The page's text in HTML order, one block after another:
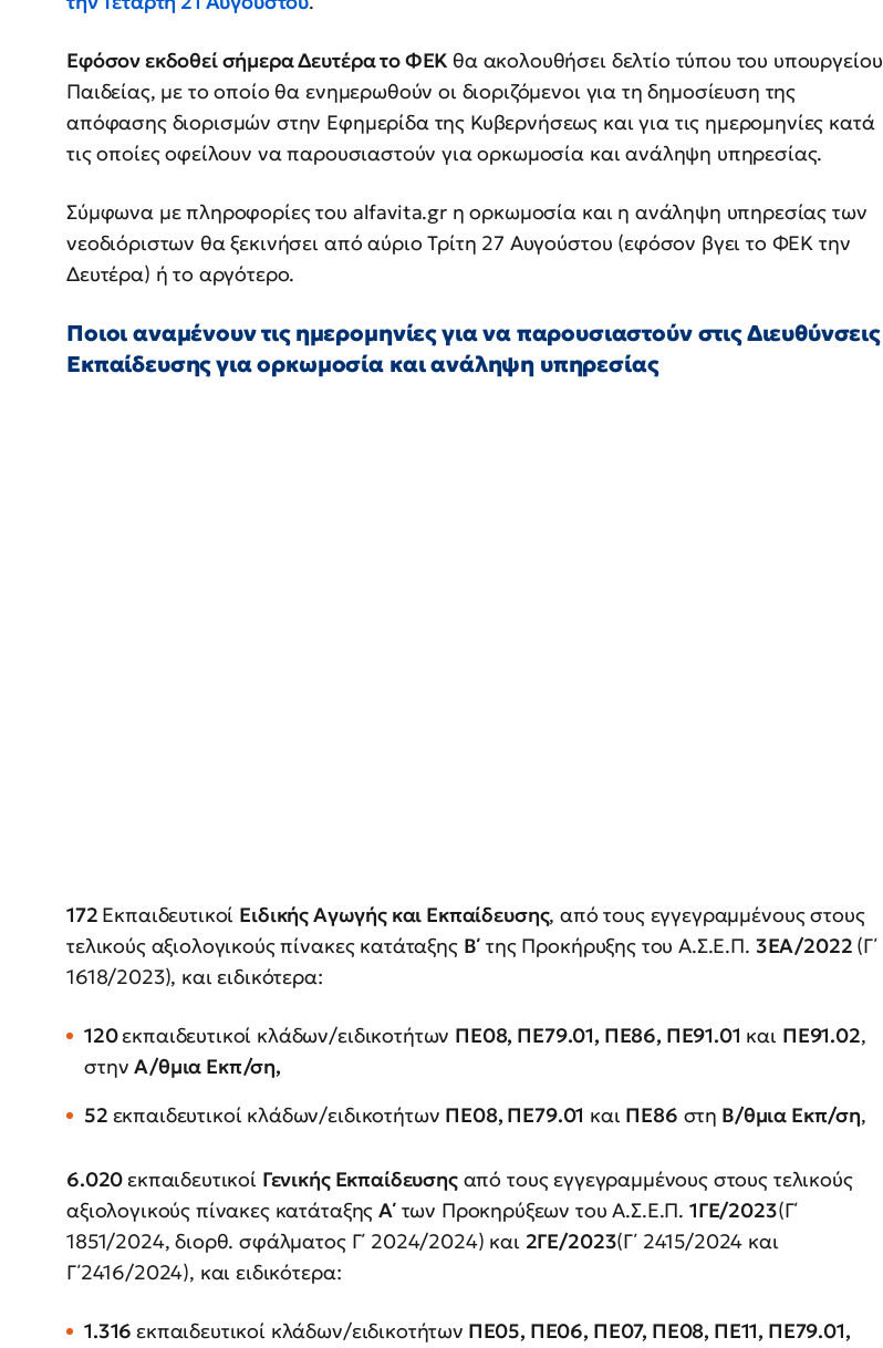
Εφόσον εκδοθεί σήμερα Δευτέρα το ΦΕΚ θα ακολουθήσει δελτίο τύπου του υπουργείου
Παιδείας, με το οποίο θα ενημερωθούν οι διοριζόμενοι για τη δημοσίευση της
απόφασης διορισμών στην Εφημερίδα της Κυβερνήσεως και για τις ημερομηνίες κατά
τις οποίες οφείλουν να παρουσιαστούν για ορκωμοσία και ανάληψη υπηρεσίας.
Σύμφωνα με πληροφορίες του alfavita.gr η ορκωμοσία και η ανάληψη υπηρεσίας των
νεοδιόριστων θα ξεκινήσει από αύριο Τρίτη 27 Αυγούστου (εφόσον βγει το ΦΕΚ την
Δευτέρα) ή το αργότερο.
Ποιοι αναμένουν τις ημερομηνίες για να παρουσιαστούν στις Διευθύνσεις
Εκπαίδευσης για ορκωμοσία και ανάληψη υπηρεσίας
172 Εκπαιδευτικοί Ειδικής Αγωγής και Εκπαίδευσης, από τους εγγεγραμμένους στους
τελικούς αξιολογικούς πίνακες κατάταξης Β΄ της Προκήρυξης του Α.Σ.Ε.Π. 3ΕΑ/2022 (Γ΄
1618/2023), και ειδικότερα:
120εκπαιδευτικοί κλάδων/ειδικοτήτων ΠΕ08, ΠΕ79.01, ΠΕ86, ΠΕ91.01 και ΠΕ91.02,
στηνΑ/θμια Εκπ/ση,
52 εκπαιδευτικοί κλάδων/ειδικοτήτων ΠΕ08, ΠΕ79.01 και ΠΕ86 στη Β/θμια Εκπ/ση,
6.020εκπαιδευτικοί Γενικής Εκπαίδευσηςαπό τους εγγεγραμμένους στους τελικούς
αξιολογικούς πίνακες κατάταξηςΑ΄των Προκηρύξεων του Α.Σ.Ε.Π. 1ΓΕ/2023(Γ΄
1851/2024, διορθ. σφάλματος Γ΄ 2024/2024) και 2ΓΕ/2023(Γ΄ 2415/2024 και
Γ΄2416/2024), και ειδικότερα:
1.316εκπαιδευτικοί κλάδων/ειδικοτήτων ΠΕ05, ΠΕ06, ΠΕ07, ΠΕ08, ΠΕ11, ΠΕ79.01,